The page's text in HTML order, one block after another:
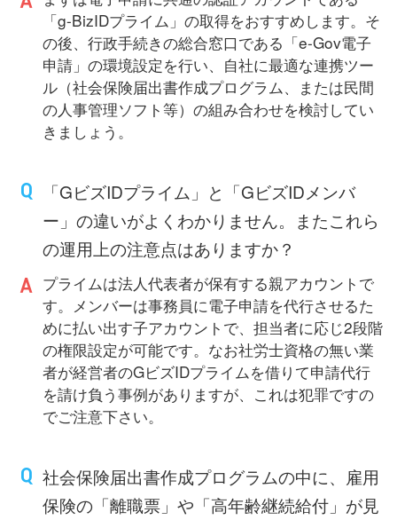
「g-BizIDプライム」の取得をおすすめします。そ
の後、行政手続きの総合窓口である「e-Gov電子
申請」の環境設定を行い、自社に最適な連携ツー
ル（社会保険届出書作成プログラム、または民間
の人事管理ソフト等）の組み合わせを検討してい
きましょう。
「GビズIDプライム」と「GビズIDメンバ
ー」の違いがよくわかりません。またこれら
の運用上の注意点はありますか？
プライムは法人代表者が保有する親アカウントで
す。メンバーは事務員に電子申請を代行させるた
めに払い出す子アカウントで、担当者に応じ2段階
の権限設定が可能です。なお社労士資格の無い業
者が経営者のGビズIDプライムを借りて申請代行
を請け負う事例がありますが、これは犯罪ですの
でご注意下さい。
社会保険届出書作成プログラムの中に、雇用
保険の「離職票」や「高年齢継続給付」が見